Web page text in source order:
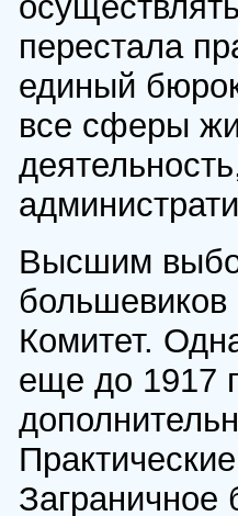
перестала
единый
все сферы
Высшим
Комитет.
еще до 1917